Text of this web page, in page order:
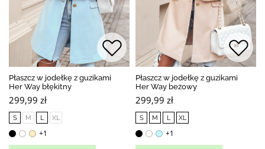
Płaszcz w jodełkę z guzikami
Her Way błękitny
299,99 zł
S M L XL
+1
Płaszcz w jodełkę z guzikami
Her Way beżowy
299,99 zł
S M L XL
+1